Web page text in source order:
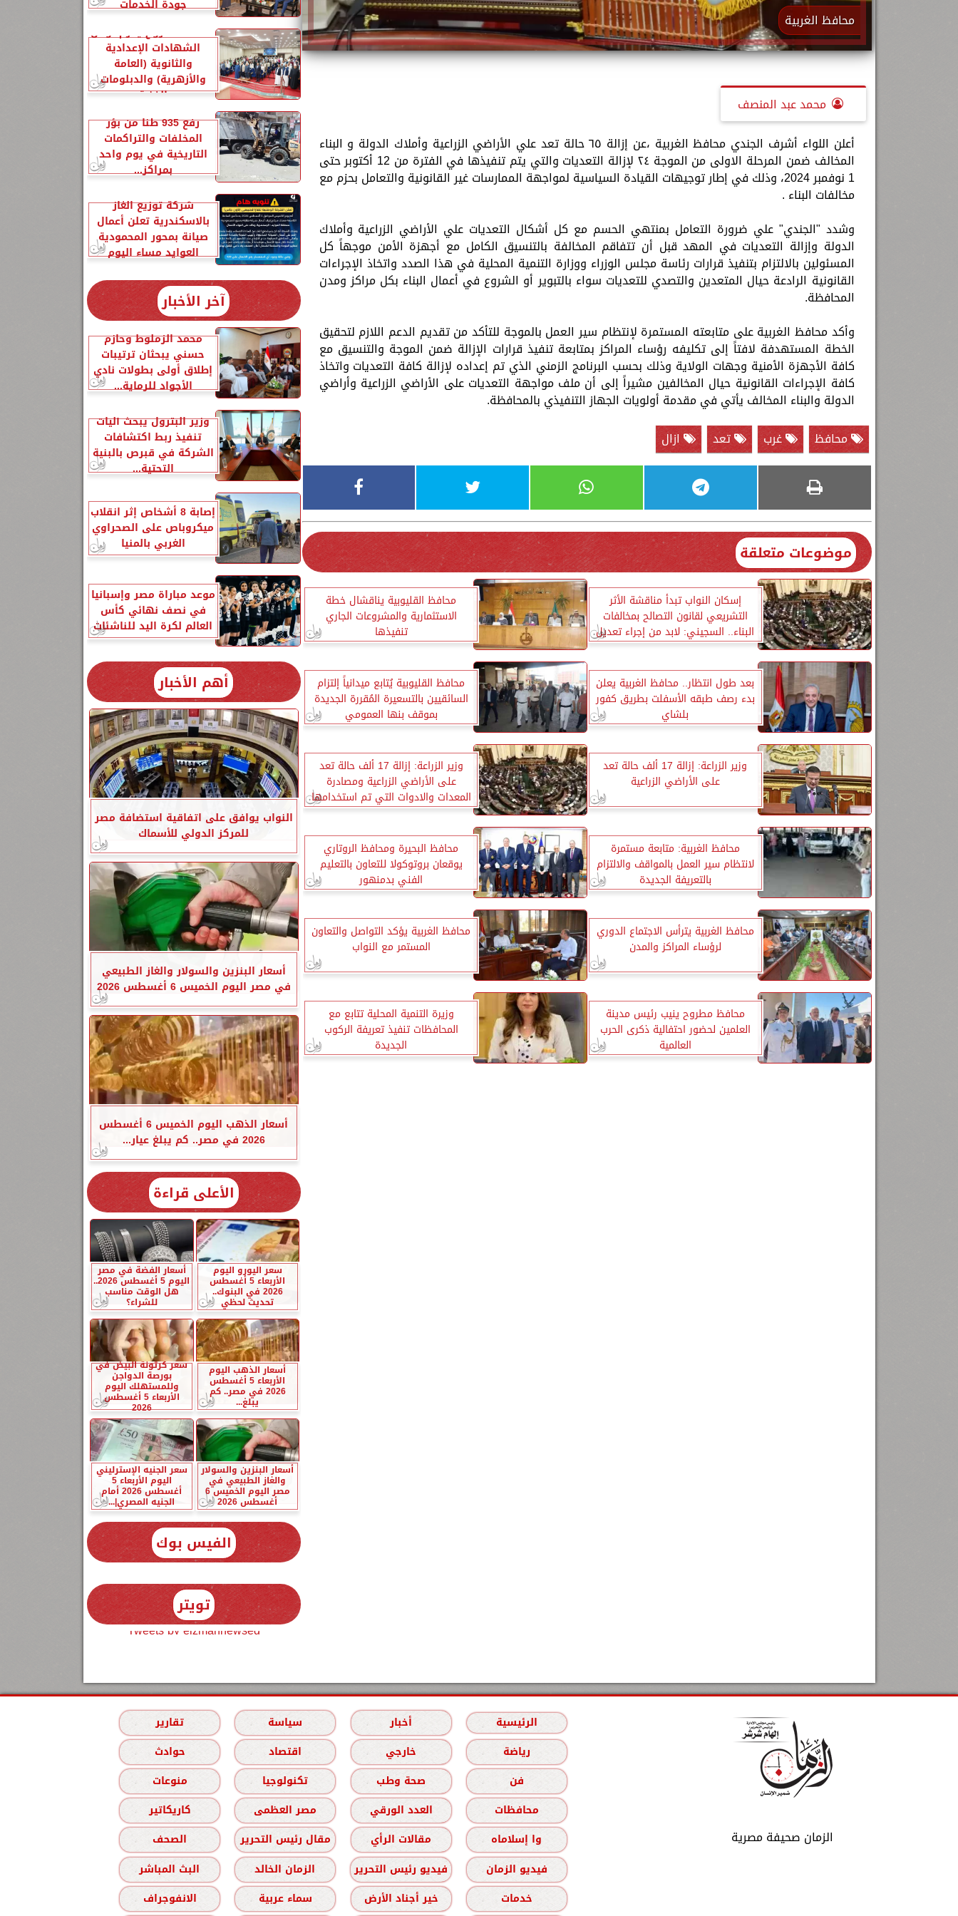
محافظ الغربية
محمد عبد المنصف
أعلن اللواء أشرف الجندي محافظ الغربية ،عن إزالة ٦٥ حالة تعد علي الأراضي الزراعية وأملاك الدولة و البناء
المخالف ضمن المرحلة الاولى من الموجة ٢٤ لإزالة التعديات والتي يتم تنفيذها في الفترة من 12 أكتوبر حتى
1 نوفمبر 2024، وذلك في إطار توجيهات القيادة السياسية لمواجهة الممارسات غير القانونية والتعامل بحزم مع
مخالفات البناء .
وشدد "الجندي" علي ضرورة التعامل بمنتهي الحسم مع كل أشكال التعديات علي الأراضي الزراعية وأملاك
الدولة وإزالة التعديات في المهد قبل أن تتفاقم المخالفة بالتنسيق الكامل مع أجهزة الأمن موجهاً كل
المسئولين بالالتزام بتنفيذ قرارات رئاسة مجلس الوزراء ووزارة التنمية المحلية في هذا الصدد واتخاذ الإجراءات
القانونية الرادعة حيال المتعدين والتصدي للتعديات سواء بالتبوير أو الشروع في أعمال البناء بكل مراكز ومدن
المحافظة.
وأكد محافظ الغربية على متابعته المستمرة لإنتظام سير العمل بالموجة للتأكد من تقديم الدعم اللازم لتحقيق
الخطة المستهدفة لافتاً إلى تكليفه رؤساء المراكز بمتابعة تنفيذ قرارات الإزالة ضمن الموجة والتنسيق مع
كافة الأجهزة الأمنية وجهات الولاية وذلك بحسب البرنامج الزمني الذي تم إعداده لإزالة كافة التعديات واتخاذ
كافة الإجراءات القانونية حيال المخالفين مشيراً إلى أن ملف مواجهة التعديات على الأراضي الزراعية وأراضي
الدولة والبناء المخالف يأتي في مقدمة أولويات الجهاز التنفيذي بالمحافظة.
محافظ
غرب تعد ازال
موضوعات متعلقة
إسكان النواب تبدأ مناقشة الأثر
التشريعي لقانون التصالح بمخالفات
البناء.. السجيني: لابد من إجراء تعديل
لضمان حل مشكلة النموذج 10
محافظ القليوبية يناقشال خطة
الاستثمارية والمشروعات الجاري
تنفيذها
بعد طول انتظار.. محافظ الغربية يعلن
بدء رصف طبقه الأسفلت بطريق كفور
بلشاي
محافظ القليوبية يُتابع ميدانياً إلتزام
السائقيين بالتسعيرة المُقررة الجديدة
بموقف بنها العمومي
وزير الزراعة: إزالة 17 ألف حالة تعد
على الأراضي الزراعية
وزير الزراعة: إزالة 17 ألف حالة تعد
على الأراضي الزراعية ومصادرة
المعدات والادوات التي تم استخدامها
محافظ الغربية: متابعة مستمرة
لانتظام سير العمل بالمواقف والالتزام
بالتعريفة الجديدة
محافظ البحيرة ومحافظ الروتاري
يوقعان بروتوكولا للتعاون بالتعليم
الفني بدمنهور
محافظ الغربية يترأس الاجتماع الدوري
لرؤساء المراكز والمدن
محافظ الغربية يؤكد التواصل والتعاون
المستمر مع النواب
محافظ مطروح ينيب رئيس مدينة
العلمين لحضور احتفالية ذكرى الحرب
العالمية
وزيرة التنمية المحلية تتابع مع
المحافظات تنفيذ تعريفة الركوب
الجديدة
جودة الخدمات
محافظ مطروح يكرم أوائل
الشهادات الإعدادية
والثانوية (العامة
والأزهرية) والدبلومات
الفنية
رفع 935 طنًا من بؤر
المخلفات والتراكمات
التاريخية في يوم واحد
بمراكز...
شركة توزيع الغاز
بالاسكندرية تعلن أعمال
صيانة بمحور المحمودية
العوايد مساء اليوم
آخر الأخبار
محمد الزملوط وحازم
حسني يبحثان ترتيبات
إطلاق أولى بطولات نادي
الأجواد للرماية...
وزير البترول يبحث آليات
تنفيذ ربط اكتشافات
الشركة في قبرص بالبنية
التحتية...
إصابة 8 أشخاص إثر انقلاب
ميكروباص على الصحراوي
الغربي بالمنيا
موعد مباراة مصر وإسبانيا
في نصف نهائي كأس
العالم لكرة اليد للناشئات
أهم الأخبار
النواب يوافق على اتفاقية استضافة مصر
للمركز الدولي للأسماك
أسعار البنزين والسولار والغاز الطبيعي
في مصر اليوم الخميس 6 أغسطس 2026
أسعار الذهب اليوم الخميس 6 أغسطس
2026 في مصر.. كم يبلغ عيار...
الأعلى قراءة
سعر اليورو اليوم
الأربعاء 5 أغسطس
2026 في البنوك..
تحديث لحظي
أسعار الفضة في مصر
اليوم 5 أغسطس 2026..
هل الوقت مناسب
للشراء؟
أسعار الذهب اليوم
الأربعاء 5 أغسطس
2026 في مصر.. كم
يبلغ...
سعر كرتونة البيض في
بورصة الدواجن
وللمستهلك اليوم
الأربعاء 5 أغسطس
2026
أسعار البنزين والسولار
والغاز الطبيعي في
مصر اليوم الخميس 6
أغسطس 2026
سعر الجنيه الإسترليني
اليوم الأربعاء 5
أغسطس 2026 أمام
الجنيه المصري|...
الفيس بوك
تويتر
Tweets by elzmannewseg
الزمان صحيفة مصرية
الرئيسية أخبار سياسة
تقارير
رياضة
خارجي اقتصاد
حوادث
فن
صحة وطب تكنولوجيا
منوعات
محافظات
العدد الورقي مصر العظمى
كاريكاتير
وا إسلاماه
مقالات الرأي مقال رئيس التحرير
الصحف
فيديو الزمان
فيديو رئيس التحرير الزمان الخالد
البث المباشر
خدمات
خير أجناد الأرض سماء عربية الانفوجراف